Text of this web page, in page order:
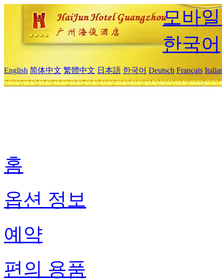
모바
한국어
English 简体中文 繁體中文 日本語 한국어 Deutsch Français
홈
옵션 정보
예약
편의 용품